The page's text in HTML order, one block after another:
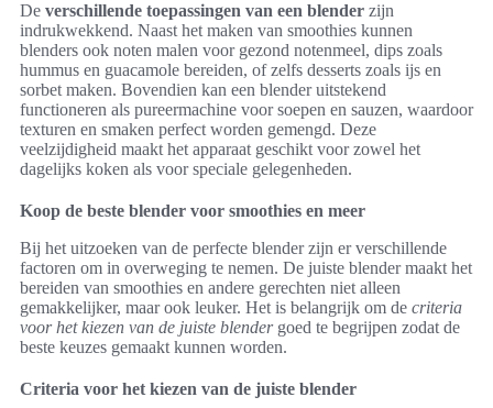
De verschillende toepassingen van een blender zijn
indrukwekkend. Naast het maken van smoothies kunnen
blenders ook noten malen voor gezond notenmeel, dips zoals
hummus en guacamole bereiden, of zelfs desserts zoals ijs en
sorbet maken. Bovendien kan een blender uitstekend
functioneren als pureermachine voor soepen en sauzen, waardoor
texturen en smaken perfect worden gemengd. Deze
veelzijdigheid maakt het apparaat geschikt voor zowel het
dagelijks koken als voor speciale gelegenheden.
Koop de beste blender voor smoothies en meer
Bij het uitzoeken van de perfecte blender zijn er verschillende
factoren om in overweging te nemen. De juiste blender maakt het
bereiden van smoothies en andere gerechten niet alleen
gemakkelijker, maar ook leuker. Het is belangrijk om de criteria
voor het kiezen van de juiste blendergoed te begrijpen zodat de
beste keuzes gemaakt kunnen worden.
Criteria voor het kiezen van de juiste blender